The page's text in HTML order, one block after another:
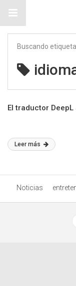
Buscando etiqueta
El traductor
Leer más
Noticias